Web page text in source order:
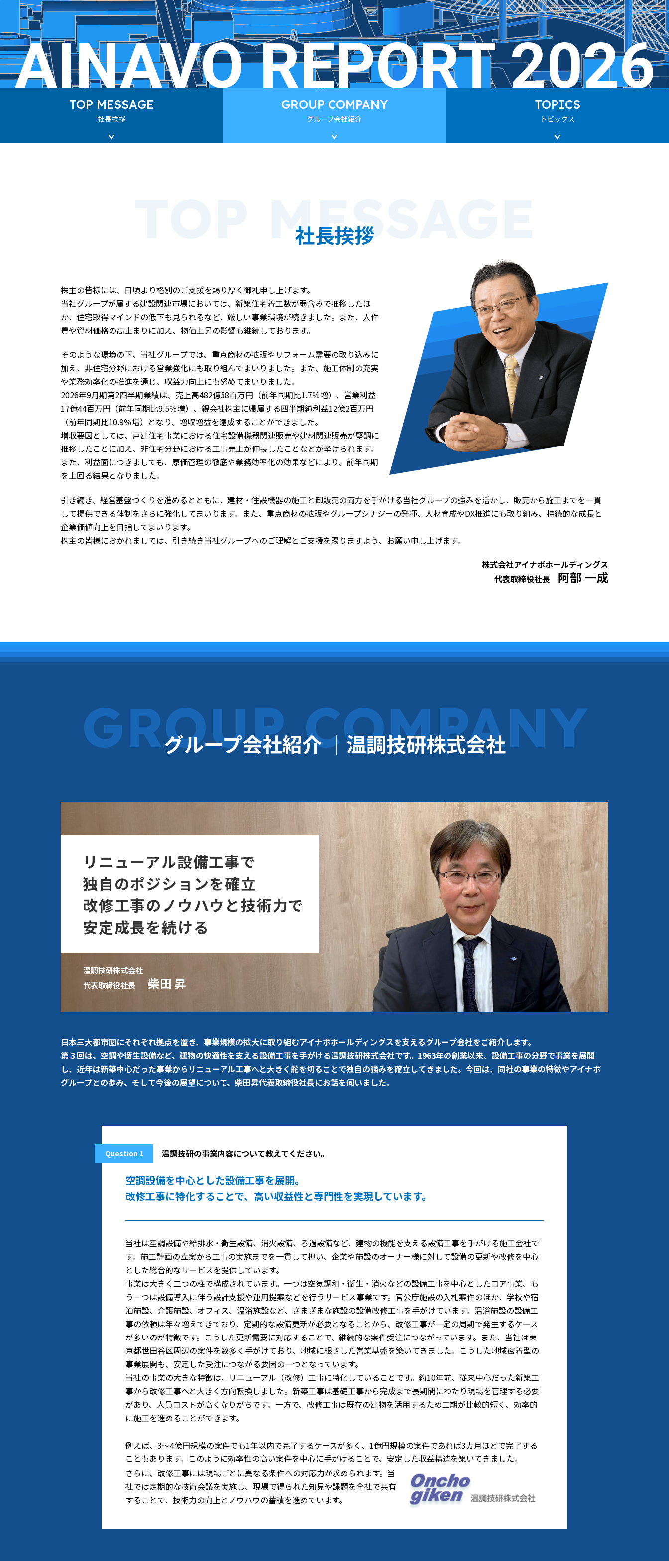
AINAVO REPORT 2026
TOP MESSAGE
社長挨拶
GROUP COMPANY
グループ会社紹介
TOPICS
トピックス
MESSAGE
社長挨拶
株主の皆様には、日頃より格別のご支援を賜り厚く御礼申し上げます。
当社グループが属する建設関連市場においては、新築住宅着工数が弱含みで推移したほ
か、住宅取得マインドの低下も見られるなど、厳しい事業環境が続きました。また、人件
費や資材価格の高止まりに加え、物価上昇の影響も継続しております。
そのような環境の下、当社グループでは、重点商材の拡販やリフォーム需要の取り込みに
加え、非住宅分野における営業強化にも取り組んでまいりました。また、施工体制の充実
や業務効率化の推進を通じ、収益力向上にも努めてまいりました。
2026年9月期第2四半期業績は、売上高482億58百万円（前年同期比1.7％増）、営業利益
17億44百万円（前年同期比9.5％増）、親会社株主に帰属する四半期純利益12億2百万円
（前年同期比10.9％増）となり、増収増益を達成することができました。
増収要因としては、戸建住宅事業における住宅設備機器関連販売や建材関連販売が堅調に
推移したことに加え、非住宅分野における工事売上が伸長したことなどが挙げられます。
また、利益面につきましても、原価管理の徹底や業務効率化の効果などにより、前年同期
を上回る結果となりました。
引き続き、経営基盤づくりを進めるとともに、建材・住設機器の施工と卸販売の両方を手がける当社グループの強みを活かし、販売から施工までを一貫
して提供できる体制をさらに強化してまいります。また、重点商材の拡販やグループシナジーの発揮、人材育成やDX推進にも取り組み、持続的な成長と
企業価値向上を目指してまいります。
株主の皆様におかれましては、引き続き当社グループへのご理解とご支援を賜りますよう、お願い申し上げます。
株式会社アイナボホールディングス
代表取締役社長 阿部 一成
GROUPCOMPANY
グループ会社紹介｜温調技研株式会社
リニューアル設備工事で
独自のポジションを確立
改修工事のノウハウと技術力で
安定成長を続ける
温調技研株式会社
代表取締役社長
柴田 昇
日本三大都市圏にそれぞれ拠点を置き、事業規模の拡大に取り組むアイナボホールディングスを支えるグループ会社をご紹介します。
第３回は、空調や衛生設備など、建物の快適性を支える設備工事を手がける温調技研株式会社です。1963年の創業以来、設備工事の分野で事業を展開
し、近年は新築中心だった事業からリニューアル工事へと大きく舵を切ることで独自の強みを確立してきました。今回は、同社の事業の特徴やアイナボ
グループとの歩み、そして今後の展望について、柴田昇代表取締役社長にお話を伺いました。
Question 1 温調技研の事業内容について教えてください。
空調設備を中心とした設備工事を展開。
改修工事に特化することで、高い収益性と専門性を実現しています。
当社は空調設備や給排水・衛生設備、消火設備、ろ過設備など、建物の機能を支える設備工事を手がける施工会社で
す。施工計画の立案から工事の実施までを一貫して担い、企業や施設のオーナー様に対して設備の更新や改修を中心
とした総合的なサービスを提供しています。
事業は大きく二つの柱で構成されています。一つは空気調和・衛生・消火などの設備工事を中心としたコア事業、も
う一つは設備導入に伴う設計支援や運用提案などを行うサービス事業です。官公庁施設の入札案件のほか、学校や宿
泊施設、介護施設、オフィス、温浴施設など、さまざまな施設の設備改修工事を手がけています。温浴施設の設備工
事の依頼は年々増えてきており、定期的な設備更新が必要となることから、改修工事が一定の周期で発生するケース
が多いのが特徴です。こうした更新需要に対応することで、継続的な案件受注につながっています。また、当社は東
京都世田谷区周辺の案件を数多く手がけており、地域に根ざした営業基盤を築いてきました。こうした地域密着型の
事業展開も、安定した受注につながる要因の一つとなっています。
当社の事業の大きな特徴は、リニューアル（改修）工事に特化していることです。約10年前、従来中心だった新築工
事から改修工事へと大きく方向転換しました。新築工事は基礎工事から完成まで長期間にわたり現場を管理する必要
があり、人員コストが高くなりがちです。一方で、改修工事は既存の建物を活用するため工期が比較的短く、効率的
に施工を進めることができます。
例えば、3〜4億円規模の案件でも1年以内で完了するケースが多く、1億円規模の案件であれば3カ月ほどで完了する
こともあります。このように効率性の高い案件を中心に手がけることで、安定した収益構造を築いてきました。
さらに、改修工事には現場ごとに異なる条件への対応力が求められます。当
社では定期的な技術会議を実施し、現場で得られた知見や課題を全社で共有
することで、技術力の向上とノウハウの蓄積を進めています。